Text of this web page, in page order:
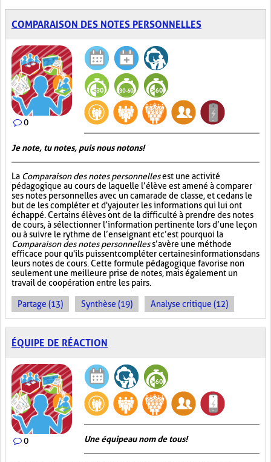
COMPARAISON DES NOTES PERSONNELLES
0
Je note, tu notes, puis nous notons!
La Comparaison des notes personnellesest une activité
pédagogique au cours de laquelle l’élève est amené à comparer
ses notes personnelles avec un camarade de classe, et ce dans le
but de les compléter et d'y ajouter les informations qui lui ont
échappé. Certains élèves ont de la difficulté à prendre des notes
de cours, à sélectionner l’information pertinente lors d’une leçon
ou à suivre le rythme de l’enseignant et c’est pourquoi la
Comparaison des notes personnelless’avère une méthode
efficace pour qu'ils puissent compléter certaines informations dans
leurs notes de cours. Cette formule pédagogique favorise non
seulement une meilleure prise de notes, mais également un
travail de coopération entre les pairs.
Partage (13) Synthèse (19) Analyse critique (12)
ÉQUIPE DE RÉACTION
0 Une équipe au nom de tous!